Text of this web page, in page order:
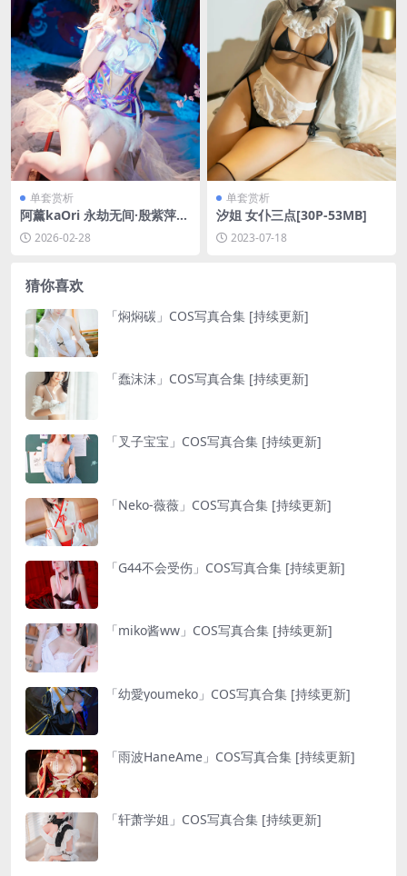
单套赏析
阿薰kaOri 永劫无间·殷紫萍
[61P1V-584MB]
2026-02-28
单套赏析
汐姐 女仆三点[30P-53MB]
2023-07-18
猜你喜欢
「焖焖碳」COS写真合集 [持续更新]
「蠢沫沫」COS写真合集 [持续更新]
「叉子宝宝」COS写真合集 [持续更新]
「Neko-薇薇」COS写真合集 [持续更新]
「G44不会受伤」COS写真合集 [持续更新]
「miko酱ww」COS写真合集 [持续更新]
「幼愛youmeko」COS写真合集 [持续更新]
「雨波HaneAme」COS写真合集 [持续更新]
「轩萧学姐」COS写真合集 [持续更新]